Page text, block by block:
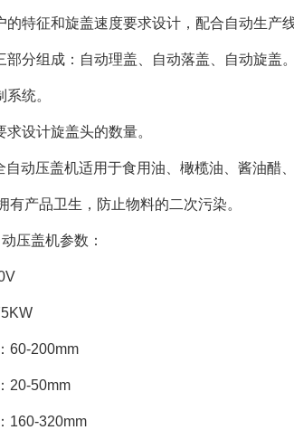
的特征和旋盖速度要求设计，配合自动生产线
部分组成：自动理盖、自动落盖、自动旋盖。
统。
求设计旋盖头的数量。
动压盖机适用于食用油、橄榄油、酱油醋、
有产品卫生，防止物料的二次污染。
压盖机参数：
60-200mm
20-50mm
160-320mm